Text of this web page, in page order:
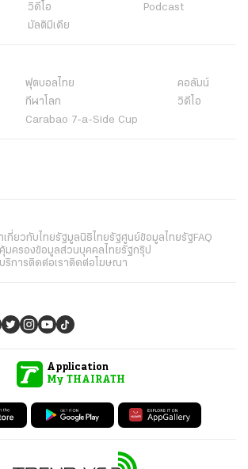
วิดีโอ
Podcast
มัลติมีเดีย
ฟุตบอลไทย
คอลัมน์
กีฬาโลก
วิดีโอ
Carabao 7-a-Side Cup
เกี่ยวกับไทยรัฐมูลนิธิไทยรัฐศูนย์ข้อมูลไทยรัฐFAQ
มครองข้อมูลส่วนบุคคลไทยรัฐกรุ๊ป
ริการติดต่อเราติดต่อโฆษณา
Application
My THAIRATH